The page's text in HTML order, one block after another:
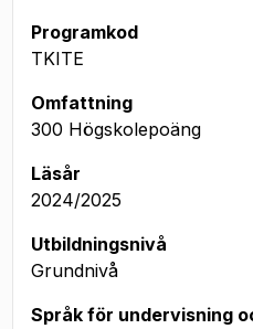
Programkod
TKITE
Omfattning
300 Högskolepoäng
Läsår
2024/2025
Utbildningsnivå
Grundnivå
Språk för undervisning